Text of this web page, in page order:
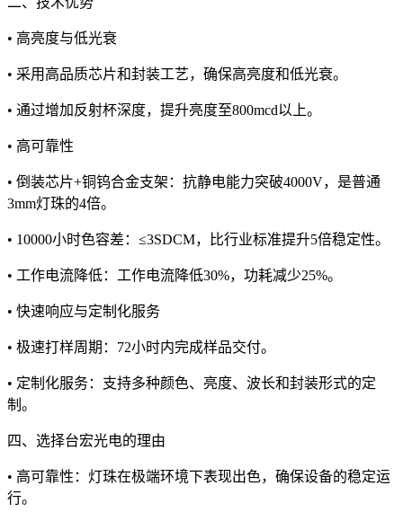
• 高亮度与低光衰
• 采用高品质芯片和封装工艺，确保高亮度和低光衰。
• 通过增加反射杯深度，提升亮度至800mcd以上。
• 高可靠性
• 倒装芯片+铜钨合金支架：抗静电能力突破4000V，是普通
3mm灯珠的4倍。
• 10000小时色容差：≤3SDCM，比行业标准提升5倍稳定性。
• 工作电流降低：工作电流降低30%，功耗减少25%。
• 快速响应与定制化服务
• 极速打样周期：72小时内完成样品交付。
• 定制化服务：支持多种颜色、亮度、波长和封装形式的定
制。
四、选择台宏光电的理由
• 高可靠性：灯珠在极端环境下表现出色，确保设备的稳定运
行。